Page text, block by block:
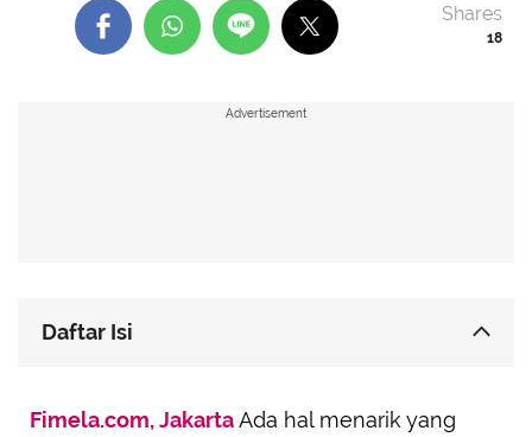
18
Shares
Advertisement
Daftar Isi
Virgo: Kelas Tersirat dalam Detail yang Tertata
Fimela.com, JakartaAda hal menarik yang